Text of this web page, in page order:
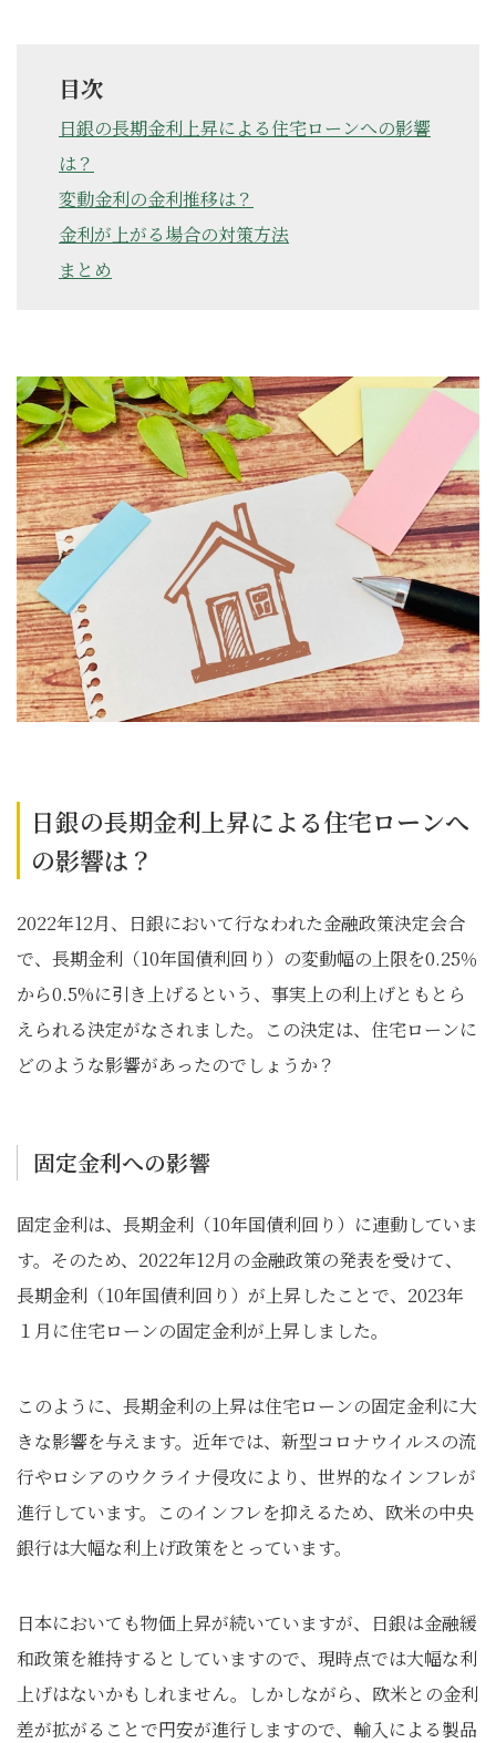
目次
日銀の長期金利上昇による住宅ローンへの影響
は？
変動金利の金利推移は？
金利が上がる場合の対策方法
まとめ
日銀の長期金利上昇による住宅ローンへ
の影響は？
2022年12月、日銀において行なわれた金融政策決定会合
で、長期金利（10年国債利回り）の変動幅の上限を0.25％
から0.5%に引き上げるという、事実上の利上げともとら
えられる決定がなされました。この決定は、住宅ローンに
どのような影響があったのでしょうか？
固定金利への影響
固定金利は、長期金利（10年国債利回り）に連動していま
す。そのため、2022年12月の金融政策の発表を受けて、
長期金利（10年国債利回り）が上昇したことで、2023年
１月に住宅ローンの固定金利が上昇しました。
このように、長期金利の上昇は住宅ローンの固定金利に大
きな影響を与えます。近年では、新型コロナウイルスの流
行やロシアのウクライナ侵攻により、世界的なインフレが
進行しています。このインフレを抑えるため、欧米の中央
銀行は大幅な利上げ政策をとっています。
日本においても物価上昇が続いていますが、日銀は金融緩
和政策を維持するとしていますので、現時点では大幅な利
上げはないかもしれません。しかしながら、欧米との金利
差が拡がることで円安が進行しますので、輸入による製品